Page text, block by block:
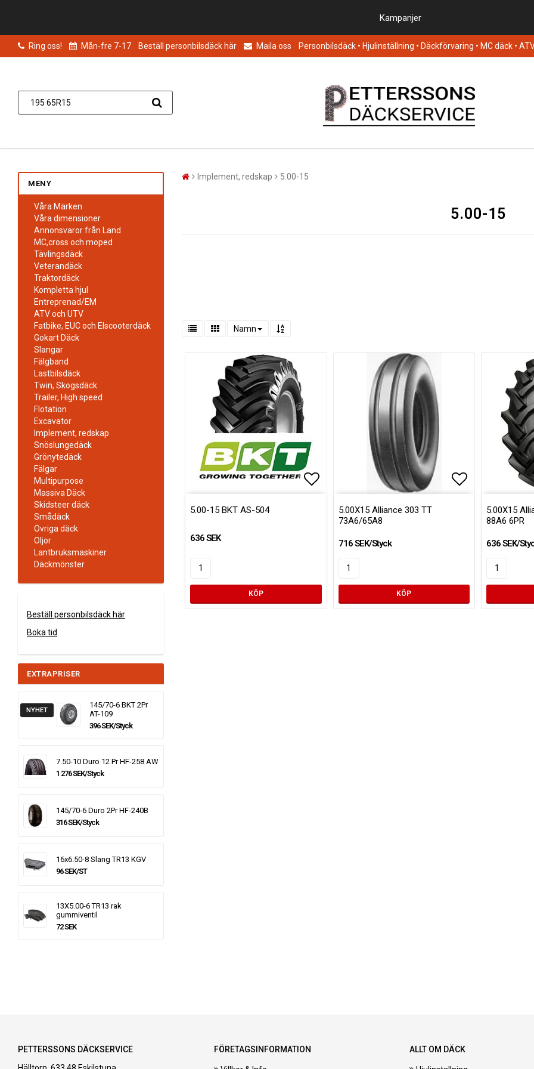
Kampanjer
Ring oss! Mån-fre 7-17 Beställ personbilsdäck här Maila oss Personbilsdäck • Hjulinställning • Däckförvaring • MC däck •
MENY
Våra Märken
Våra dimensioner
Annonsvaror från Land
MC,cross och moped
Tävlingsdäck
Veterandäck
Traktordäck
Kompletta hjul
Entreprenad/EM
ATV och UTV
Fatbike, EUC och Elscooterdäck
Gokart Däck
Slangar
Fälgband
Lastbilsdäck
Twin, Skogsdäck
Trailer, High speed
Flotation
Excavator
Implement, redskap
Snöslungedäck
Grönytedäck
Fälgar
Multipurpose
Massiva Däck
Skidsteer däck
Smådäck
Övriga däck
Oljor
Lantbruksmaskiner
Däckmönster
Beställ personbilsdäck här
Boka tid
EXTRAPRISER
NYHET
145/70-6 BKT 2Pr
AT-109
396 SEK/Styck
7.50-10 Duro 12 Pr HF-258 AW
1 276 SEK/Styck
145/70-6 Duro 2Pr HF-240B
316 SEK/Styck
16x6.50-8 Slang TR13 KGV
96 SEK/ST
13X5.00-6 TR13 rak
gummiventil
72 SEK
Implement, redskap 5.00-15
5.00-15
Namn
Lägg till i favoritlistan
5.00-15 BKT AS-504
636 SEK
KÖP
Lägg till i
5.00X15 Alliance 303 TT
73A6/65A8
716 SEK/Styck
KÖP
5.00X15
88A6 6PR
636 SEK/
PETTERSSONS DÄCKSERVICE
FÖRETAGSINFORMATION ALLT OM DÄCK